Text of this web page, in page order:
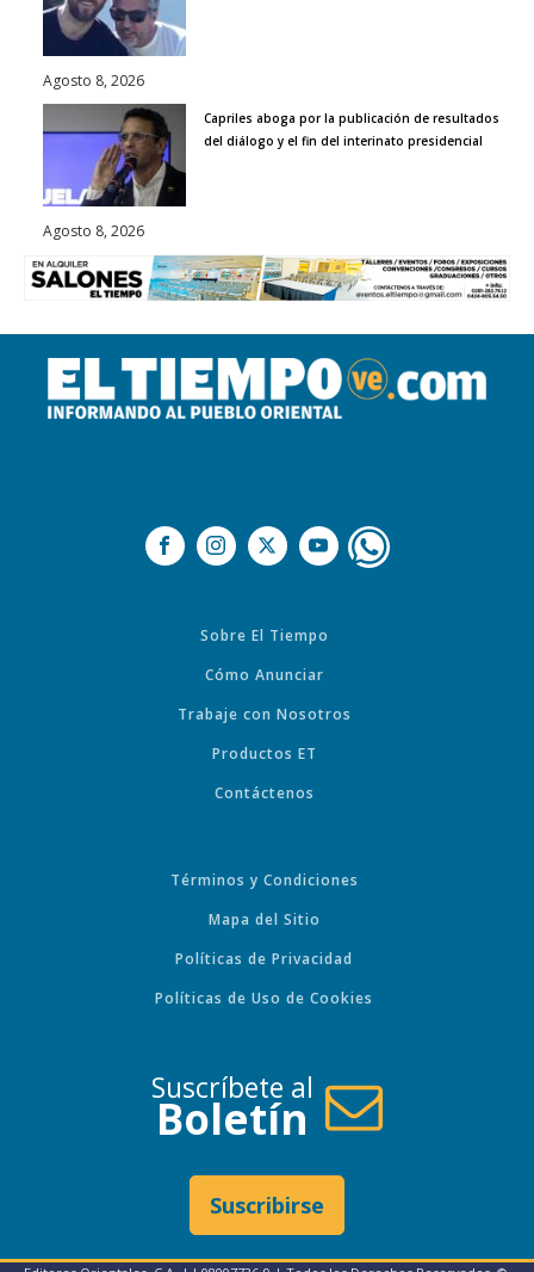
Agosto 8, 2026
Capriles aboga por la publicación de resultados
del diálogo y el fin del interinato presidencial
Agosto 8, 2026
Sobre El Tiempo
Cómo Anunciar
Trabaje con Nosotros
Productos ET
Contáctenos
Términos y Condiciones
Mapa del Sitio
Políticas de Privacidad
Políticas de Uso de Cookies
Suscríbete al
Boletín
Suscribirse